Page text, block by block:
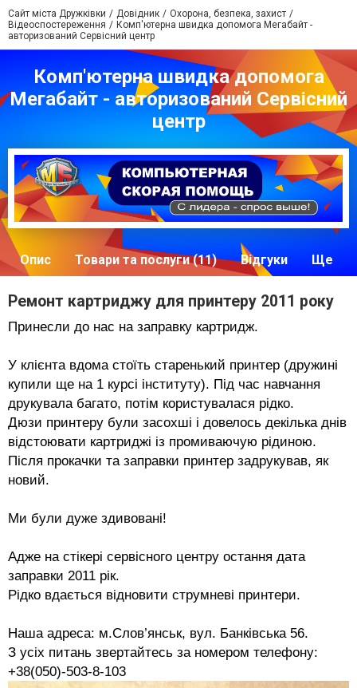
Сайт міста Дружківки Довідник
Охорона, безпека, захист
Відеоспостереження
Комп'ютерна швидка допомога Мегабайт -
авторизований Сервісний центр
Комп'ютерна швидка допомога
Мегабайт - авторизований Сервісний
центр
Опис Товари та послуги (11) Відгуки Ще
Ремонт картриджу для принтеру 2011 року
Принесли до нас на заправку картридж.
У клієнта вдома стоїть старенький принтер (дружині
купили ще на 1 курсі інституту). Під час навчання
друкувала багато, потім користувалася рідко.
Дюзи принтеру були засохші і довелось декілька днів
відстоювати картриджі із промиваючую рідиною.
Після прокачки та заправки принтер задрукував, як
новий.
Ми були дуже здивовані!
Адже на стікері сервісного центру остання дата
заправки 2011 рік.
Рідко вдається відновити струмневі принтери.
Наша адреса: м.Слов’янськ, вул. Банківська 56.
З усіх питань звертайтесь за номером телефону:
+38(050)-503-8-103